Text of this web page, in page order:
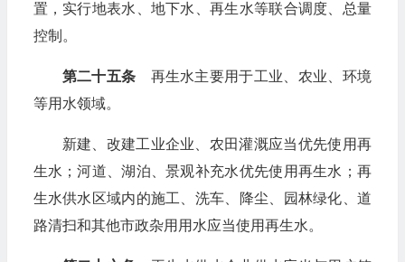
置，实行地表水、地下水、再生水等联合调度、总量
控制。
第二十五条 再生水主要用于工业、农业、环境
等用水领域。
新建、改建工业企业、农田灌溉应当优先使用再
生水；河道、湖泊、景观补充水优先使用再生水；再
生水供水区域内的施工、洗车、降尘、园林绿化、道
路清扫和其他市政杂用用水应当使用再生水。